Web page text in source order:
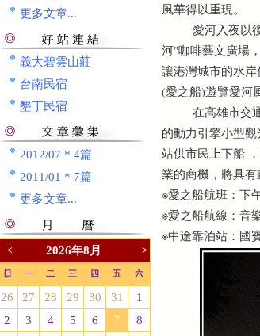
更多文章...
義大碧雲山莊
台南民宿
墾丁民宿
2012/07 * 4篇
2011/01 * 7篇
更多文章...
< 2026年8月 >
日 一 二 三 四 五 六
26 27 28 29 30 31
1
2
3 4 5 6 7
8
風華得以重現。
愛河入夜以後
河"咖啡藝文廣場
讓港灣城市的水岸
(愛之船)遊覽愛河
在高雄市交通
的動力引擎小型
站供市民上下船
業的商機，將具有
※愛之船航班：下
※愛之船航線：音
※中途靠泊站：國